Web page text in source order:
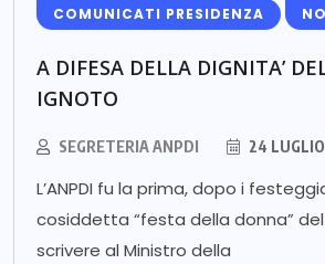
COMUNICATI PRESIDENZA
A DIFESA DELLA DIGNITA’
IGNOTO
SEGRETERIA ANPDI 24
L’ANPDI fu la prima, dopo i
cosiddetta “festa della donna” del
scrivere al Ministro della